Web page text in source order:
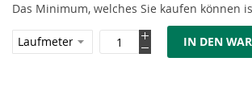
Das Minimum, welches Sie kaufen können
IN DEN